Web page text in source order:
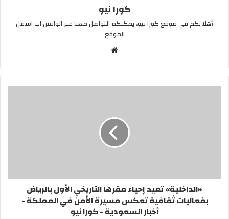
كورا نيو
أهلا بكم في موقع كورا نيو، يمكنكم التواصل معنا عبر الواتس اب اسفل
الموقع
«الداخلية» تعيد إحياء مقرها التاريخي الأول بالرياض
بفعاليات ثقافية تعكس مسيرة الأمن في المملكة -
أخبار السعودية - كورا نيو